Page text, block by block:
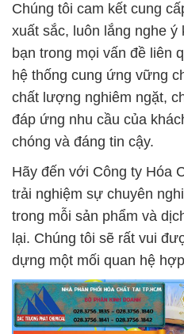
Chúng tôi cam kết cung
xuất sắc, luôn lắng nghe
bạn trong mọi vấn đề liên
hệ thống cung ứng vững
chất lượng nghiêm ngặt,
đáp ứng nhu cầu của
chóng và đáng tin cậy.
Hãy đến với Công ty Hóa
trải nghiệm sự chuyên
trong mỗi sản phẩm và
lại. Chúng tôi sẽ rất vui
dựng một mối quan hệ